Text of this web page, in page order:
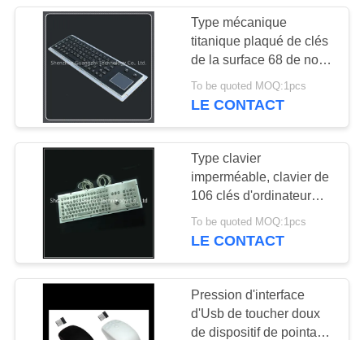
DEMANDEZ
CITATION
PLAN
SITE
POLICY
Pavé numérique
incorporé
15
Clavier industriel
avec Trackball
Type mécanique
titanique plaqué de clés
de la surface 68 de noir
de clavier
To be quoted MOQ:1pcs
LE CONTACT
Type clavier
imperméable, clavier de
106 clés d'ordinateur
industriel en métal de
catégorie
To be quoted MOQ:1pcs
LE CONTACT
Pression d'interface
d'Usb de toucher doux
de dispositif de pointage